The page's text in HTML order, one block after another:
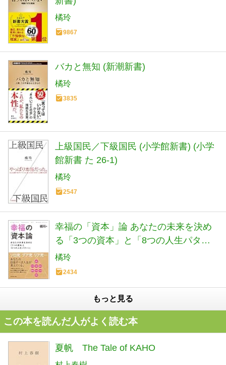
橘玲
9867
バカと無知 (新潮新書)
橘玲
3835
上級国民／下級国民 (小学館新書) (小学
館新書 た 26-1)
橘玲
2547
幸福の「資本」論 あなたの未来を決め
る「3つの資本」と「8つの人生パター
ン」
橘玲
2434
もっと見る
この本を読んだ人がよく読む本
夏帆 The Tale of KAHO